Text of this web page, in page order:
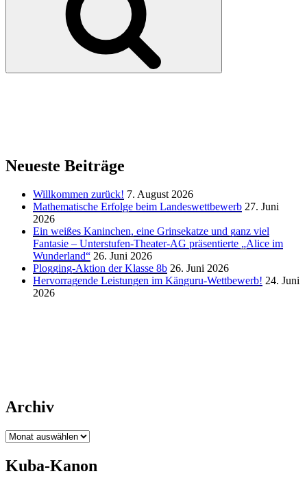
Neueste Beiträge
Willkommen zurück! 7. August 2026
Mathematische Erfolge beim Landeswettbewerb 27. Juni
2026
Ein weißes Kaninchen, eine Grinsekatze und ganz viel
Fantasie – Unterstufen-Theater-AG präsentierte „Alice im
Wunderland“ 26. Juni 2026
Plogging-Aktion der Klasse 8b 26. Juni 2026
Hervorragende Leistungen im Känguru-Wettbewerb! 24. Juni
2026
Archiv
Archiv
Kuba-Kanon